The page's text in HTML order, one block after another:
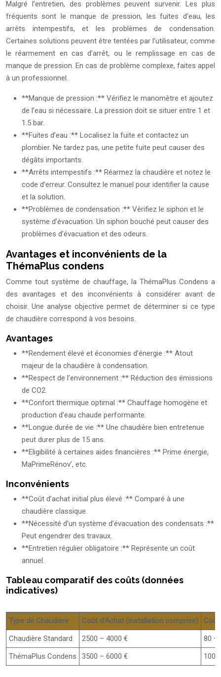
Malgré l’entretien, des problèmes peuvent survenir. Les plus
fréquents sont le manque de pression, les fuites d’eau, les
arrêts intempestifs, et les problèmes de condensation.
Certaines solutions peuvent être tentées par l’utilisateur, comme
le réarmement en cas d’arrêt, ou le remplissage en cas de
manque de pression. En cas de problème complexe, faites appel
à un professionnel.
**Manque de pression :** Vérifiez le manomètre et ajoutez
de l’eau si nécessaire. La pression doit se situer entre 1 et
1.5 bar.
**Fuites d’eau :** Localisez la fuite et contactez un
plombier. Ne tardez pas, une petite fuite peut causer des
dégâts importants.
**Arrêts intempestifs :** Réarmez la chaudière et notez le
code d’erreur. Consultez le manuel pour identifier la cause
et la solution.
**Problèmes de condensation :** Vérifiez le siphon et le
système d’évacuation. Un siphon bouché peut causer des
problèmes d’évacuation et des odeurs.
Avantages et inconvénients de la
ThémaPlus condens
Comme tout système de chauffage, la ThémaPlus Condens a
des avantages et des inconvénients à considérer avant de
choisir. Une analyse objective permet de déterminer si ce type
de chaudière correspond à vos besoins.
Avantages
**Rendement élevé et économies d’énergie :** Atout
majeur de la chaudière à condensation.
**Respect de l’environnement :** Réduction des émissions
de CO2.
**Confort thermique optimal :** Chauffage homogène et
production d’eau chaude performante.
**Longue durée de vie :** Une chaudière bien entretenue
peut durer plus de 15 ans.
**Eligibilité à certaines aides financières :** Prime énergie,
MaPrimeRénov’, etc.
Inconvénients
**Coût d’achat initial plus élevé :** Comparé à une
chaudière classique.
**Nécessité d’un système d’évacuation des condensats :**
Peut engendrer des travaux.
**Entretien régulier obligatoire :** Représente un coût
annuel.
Tableau comparatif des coûts (données
indicatives)
Type de Chaudière Coût d’Achat (installation comprise)
Coût
Chaudière Standard
2500 – 4000 €
80 –
ThémaPlus Condens
3500 – 6000 € 100